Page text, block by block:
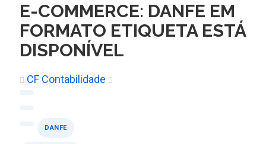
E-COMMERCE: DANFE EM
FORMATO ETIQUETA ESTÁ
DISPONÍVEL
CF Contabilidade
DANFE